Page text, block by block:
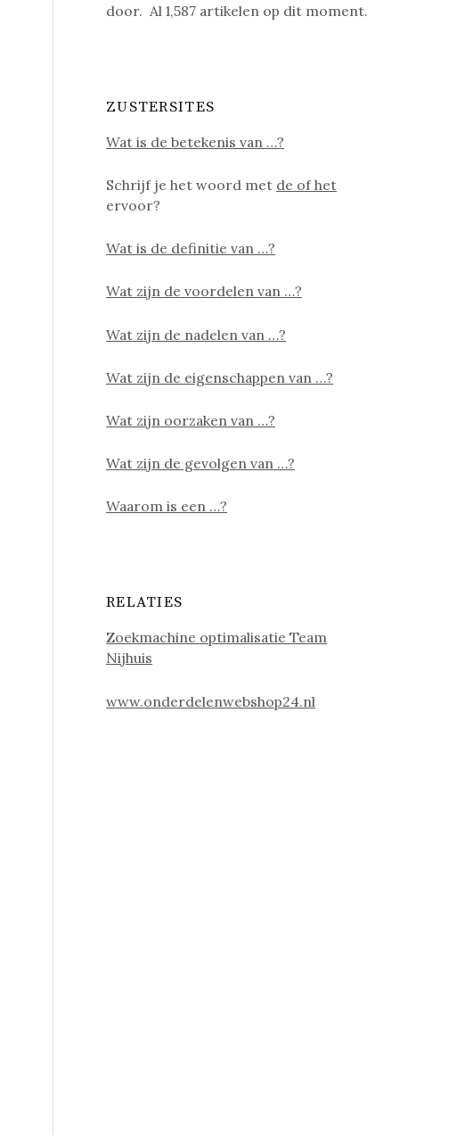
door. Al1,587 artikelen op dit moment.
ZUSTERSITES
Wat is de betekenis van …?
Schrijf je het woord met de of het
ervoor?
Wat is de definitie van …?
Wat zijn de voordelen van …?
Wat zijn de nadelen van …?
Wat zijn de eigenschappen van …?
Wat zijn oorzaken van …?
Wat zijn de gevolgen van …?
Waarom is een …?
RELATIES
Zoekmachine optimalisatie Team
Nijhuis
www.onderdelenwebshop24.nl